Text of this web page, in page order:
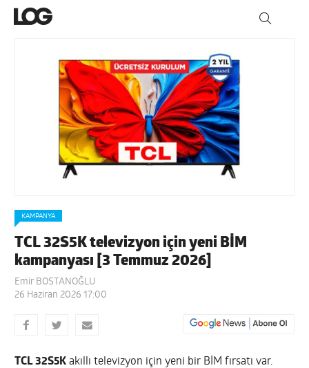
KAMPANYA
TCL 32S5K televizyon için yeni BİM
kampanyası [3 Temmuz 2026]
Emir BOSTANOĞLU
26 Haziran 2026 17:00
TCL 32S5K akıllı televizyon için yeni bir BİM fırsatı var.